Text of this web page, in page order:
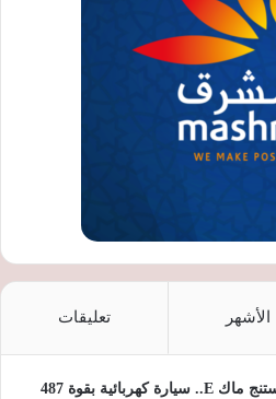
الأشهر تعليقات
فورد موستنج ماك E.. سيارة كهربائية بقوة 487